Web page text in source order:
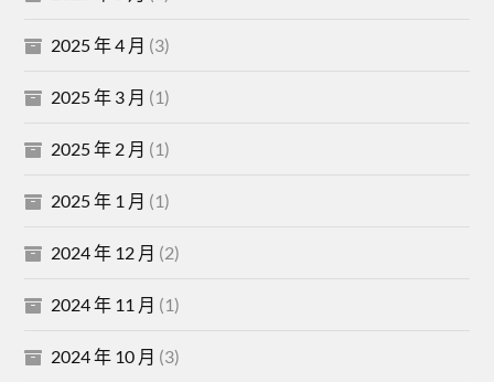
2025 年 4 月 (3)
2025 年 3 月 (1)
2025 年 2 月 (1)
2025 年 1 月 (1)
2024 年 12 月 (2)
2024 年 11 月 (1)
2024 年 10 月 (3)